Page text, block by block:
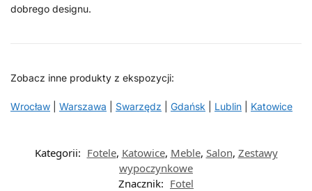
dobrego designu.
Zobacz inne produkty z ekspozycji:
Wrocław Warszawa Swarzędz Gdańsk Lublin Katowice
Kategorii: Fotele, Katowice, Meble, Salon, Zestawy
wypoczynkowe
Znacznik: Fotel